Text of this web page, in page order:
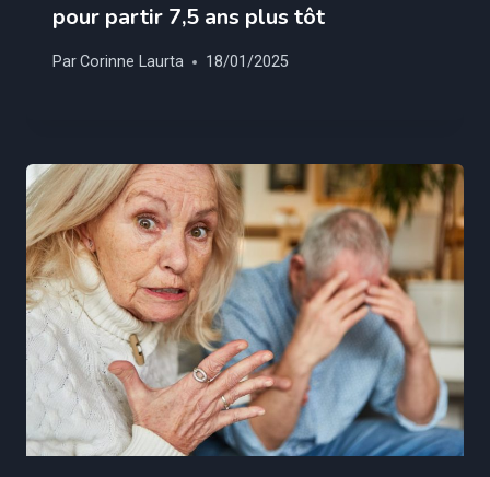
pour partir 7,5 ans plus tôt
ParCorinne Laurta 18/01/2025